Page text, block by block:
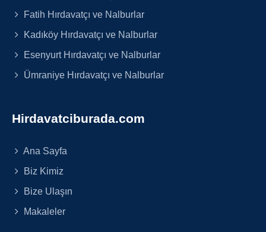
Fatih Hırdavatçı ve Nalburlar
Kadıköy Hırdavatçı ve Nalburlar
Esenyurt Hırdavatçı ve Nalburlar
Ümraniye Hırdavatçı ve Nalburlar
Hirdavatciburada.com
Ana Sayfa
Biz Kimiz
Bize Ulaşın
Makaleler